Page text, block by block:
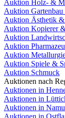
Auktion Holz- &
Auktion
Auktion Ästhetik
Auktion Kopierer
Auktion
Auktion
Auktion
Auktion Spiele &
Auktion Schmuck
Auktionen nach
Auktionen in
Auktionen in
Auktionen in